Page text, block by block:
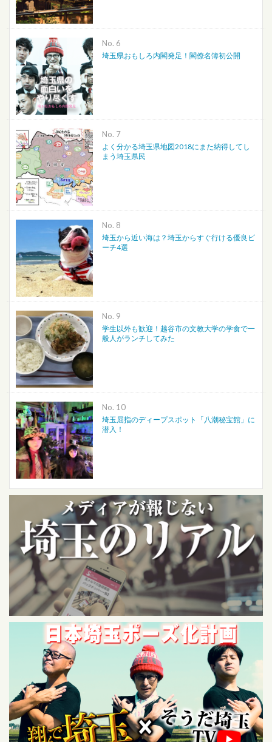
No.
埼玉県おもしろ内閣発足！閣僚名簿初公開
No.
よく分かる埼玉県地図2018にまた納得してし
まう埼玉県民
No.
埼玉から近い海は？埼玉からすぐ行ける優良ビ
ーチ4選
No.
学生以外も歓迎！越谷市の文教大学の学食で一
般人がランチしてみた
No.
埼玉屈指のディープスポット「八潮秘宝館」に
潜入！